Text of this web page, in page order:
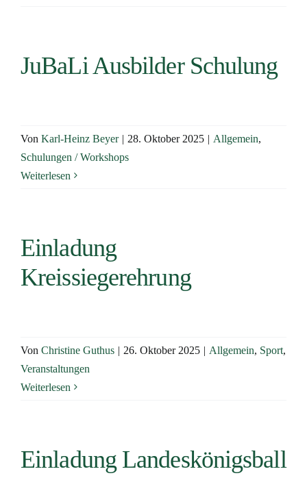
JuBaLi Ausbilder Schulung
Von Karl-Heinz Beyer | 28. Oktober 2025 | Allgemein,
Schulungen / Workshops
Weiterlesen
Einladung
Kreissiegerehrung
Von Christine Guthus | 26. Oktober 2025 | Allgemein, Sport,
Veranstaltungen
Weiterlesen
Einladung Landeskönigsball